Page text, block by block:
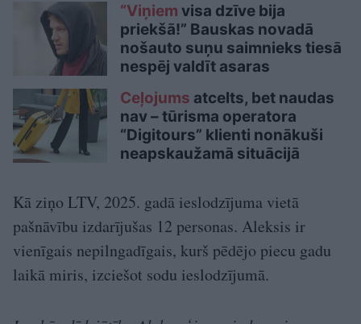
“Viņiem visa dzīve bija
priekšā!” Bauskas novadā
nošauto suņu saimnieks tiesā
nespēj valdīt asaras
Ceļojums atcelts, bet naudas
nav – tūrisma operatora
“Digitours” klienti nonākuši
neapskaužamā situācijā
Kā ziņo LTV, 2025. gadā ieslodzījuma vietā
pašnāvību izdarījušas 12 personas. Aleksis ir
vienīgais nepilngadīgais, kurš pēdējo piecu gadu
laikā miris, izciešot sodu ieslodzījumā.